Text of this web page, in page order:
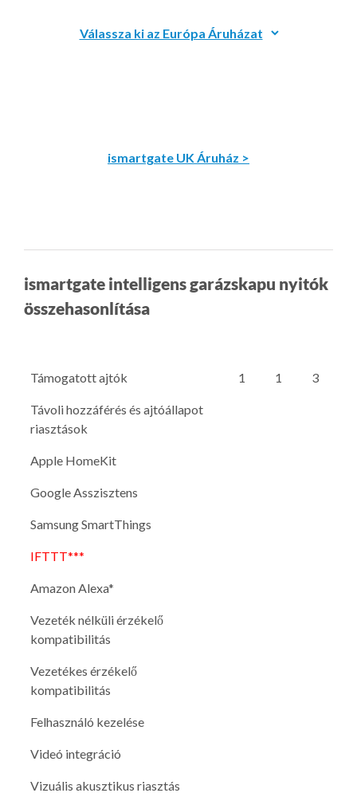
ismartgate UK Áruház >
ismartgate intelligens garázskapu nyitók
összehasonlítása
Támogatott ajtók 1 1 3
Távoli hozzáférés és ajtóállapot
riasztások
Apple HomeKit
Google Asszisztens
Samsung SmartThings
IFTTT***
Amazon Alexa*
Vezeték nélküli érzékelő
kompatibilitás
Vezetékes érzékelő
kompatibilitás
Felhasználó kezelése
Videó integráció
Vizuális akusztikus riasztás